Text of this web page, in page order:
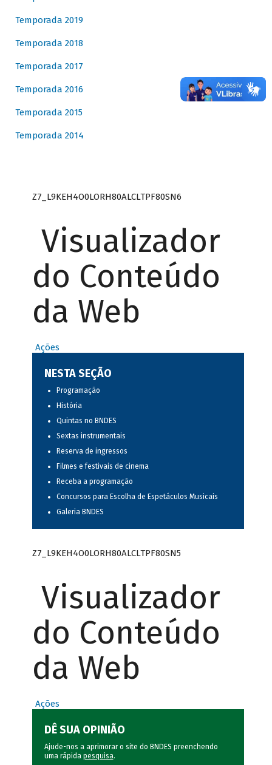
Temporada 2019
Temporada 2018
Temporada 2017
Temporada 2016
Temporada 2015
Temporada 2014
Z7_L9KEH4O0LORH80ALCLTPF80SN6
Visualizador
do Conteúdo
da Web
Ações
NESTA SEÇÃO
Programação
História
Quintas no BNDES
Sextas instrumentais
Reserva de ingressos
Filmes e festivais de cinema
Receba a programação
Concursos para Escolha de Espetáculos Musicais
Galeria BNDES
Z7_L9KEH4O0LORH80ALCLTPF80SN5
Visualizador
do Conteúdo
da Web
Ações
DÊ SUA OPINIÃO
Ajude-nos a aprimorar o site do BNDES preenchendo
uma rápida pesquisa.